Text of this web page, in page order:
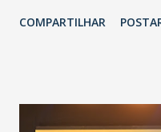
adotadas pelo Governo
população suspeita e de
COMPARTILHAR